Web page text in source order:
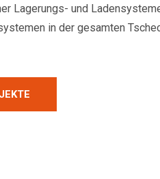
Lagerungs- und
in der gesamten